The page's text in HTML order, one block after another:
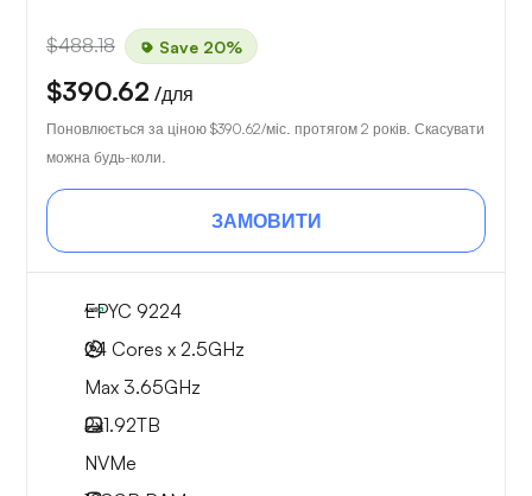
$488.18 Save 20%
$390.62 /для
Поновлюється за ціною $390.62/міс. протягом 2 років. Скасувати
можна будь-коли.
ЗАМОВИТИ
EPYC 9224
24 Cores x 2.5GHz
Max 3.65GHz
2x1.92TB
NVMe